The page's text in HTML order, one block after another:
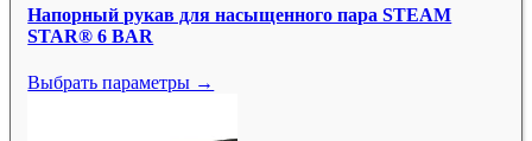
Напорный рукав для насыщенного пара STEAM
STAR® 6 BAR
Выбрать параметры →